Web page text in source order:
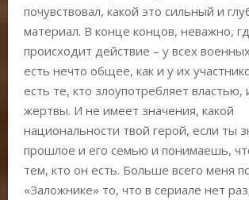
почувствовал, какой это сильный и
материал. В конце концов, неважно,
происходит действие – у всех
есть нечто общее, как и у их
есть те, кто злоупотребляет властью,
жертвы. И не имеет значения, какой
национальности твой герой, если ты
прошлое и его семью и понимаешь,
тем, кто он есть. Больше всего меня
«Заложнике» то, что в сериале нет